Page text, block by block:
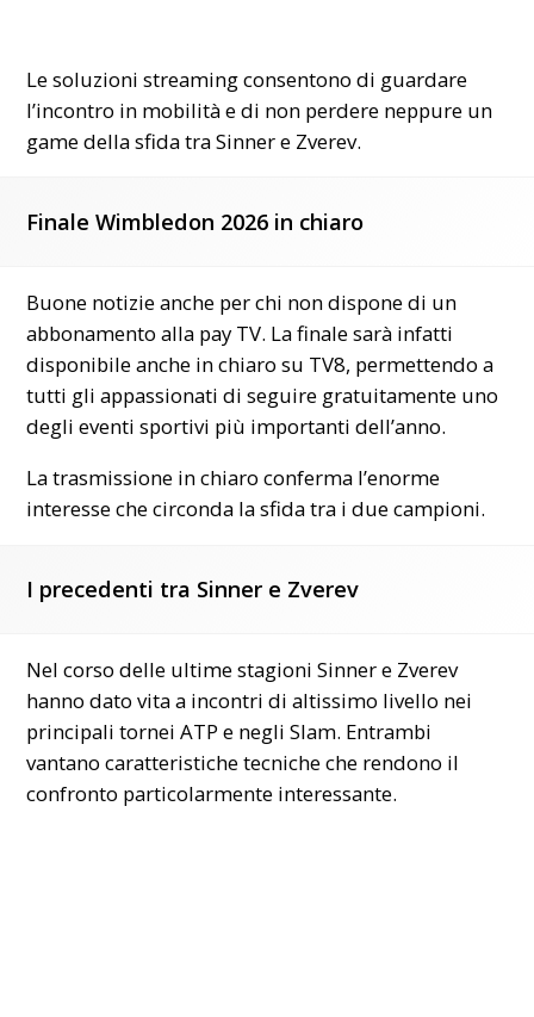
Le soluzioni streaming consentono di guardare
l’incontro in mobilità e di non perdere neppure un
game della sfida tra Sinner e Zverev.
Finale Wimbledon 2026 in chiaro
Buone notizie anche per chi non dispone di un
abbonamento alla pay TV. La finale sarà infatti
disponibile anche in chiaro su TV8, permettendo a
tutti gli appassionati di seguire gratuitamente uno
degli eventi sportivi più importanti dell’anno.
La trasmissione in chiaro conferma l’enorme
interesse che circonda la sfida tra i due campioni.
I precedenti tra Sinner e Zverev
Nel corso delle ultime stagioni Sinner e Zverev
hanno dato vita a incontri di altissimo livello nei
principali tornei ATP e negli Slam. Entrambi
vantano caratteristiche tecniche che rendono il
confronto particolarmente interessante.